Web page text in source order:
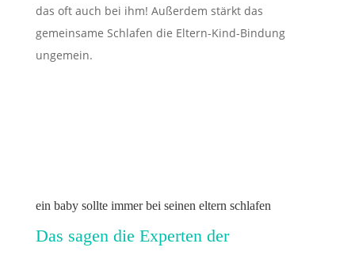
das oft auch bei ihm! Außerdem stärkt das
gemeinsame Schlafen die Eltern-Kind-Bindung
ungemein.
ein baby sollte immer bei seinen eltern schlafen
Das sagen die Experten der